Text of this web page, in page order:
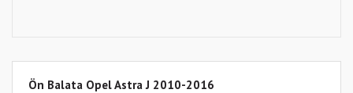
Ön Balata Opel Astra J 2010-2016